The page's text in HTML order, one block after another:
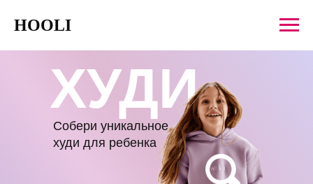
HOOLI
ХУДИ
Собери уникальное
худи для ребенка